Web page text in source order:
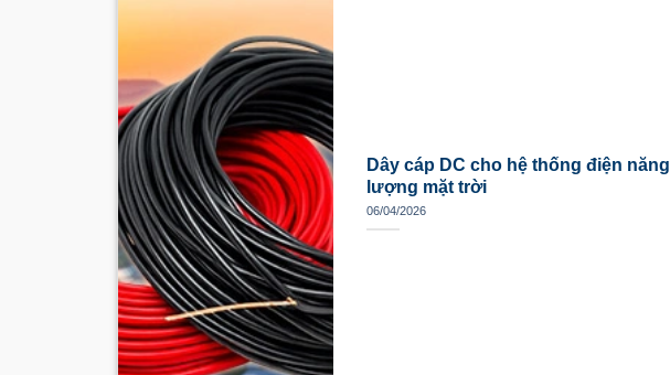
Dây cáp DC cho hệ thống điện năng
lượng mặt trời
06/04/2026